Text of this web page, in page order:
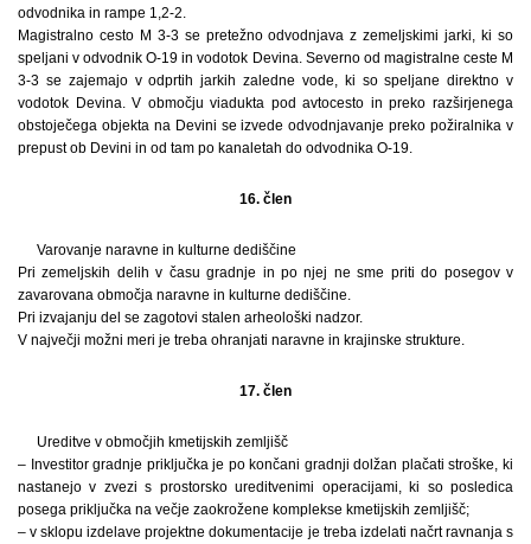
odvodnika in rampe 1,2-2.
Magistralno cesto M 3-3 se pretežno odvodnjava z zemeljskimi jarki, ki so
speljani v odvodnik O-19 in vodotok Devina. Severno od magistralne ceste M
3-3 se zajemajo v odprtih jarkih zaledne vode, ki so speljane direktno v
vodotok Devina. V območju viadukta pod avtocesto in preko razširjenega
obstoječega objekta na Devini se izvede odvodnjavanje preko požiralnika v
prepust ob Devini in od tam po kanaletah do odvodnika O-19.
16. člen
Varovanje naravne in kulturne dediščine
Pri zemeljskih delih v času gradnje in po njej ne sme priti do posegov v
zavarovana območja naravne in kulturne dediščine.
Pri izvajanju del se zagotovi stalen arheološki nadzor.
V največji možni meri je treba ohranjati naravne in krajinske strukture.
17. člen
Ureditve v območjih kmetijskih zemljišč
– Investitor gradnje priključka je po končani gradnji dolžan plačati stroške, ki
nastanejo v zvezi s prostorsko ureditvenimi operacijami, ki so posledica
posega priključka na večje zaokrožene komplekse kmetijskih zemljišč;
– v sklopu izdelave projektne dokumentacije je treba izdelati načrt ravnanja s